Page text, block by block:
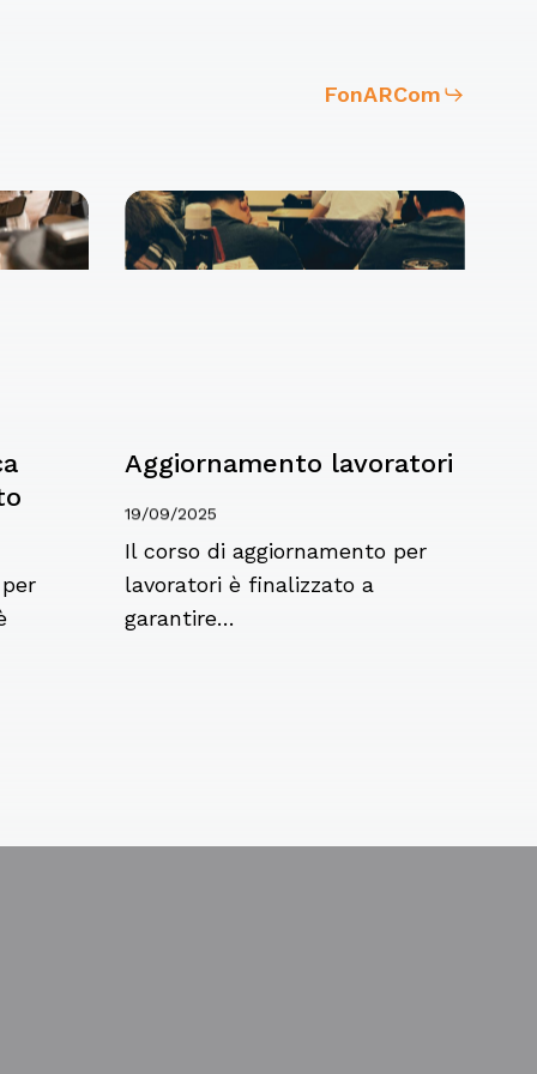
FonARCom
Aggiornamento lavoratori
19/09/2025
Il corso di aggiornamento per
lavoratori è finalizzato a
garantire…